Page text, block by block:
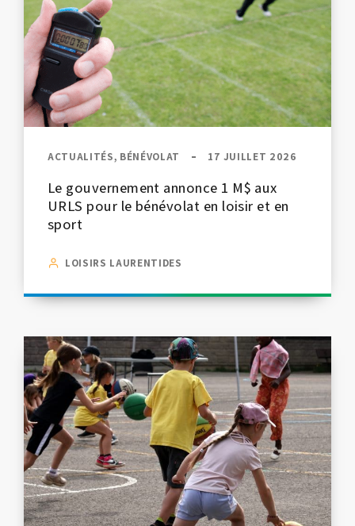
ACTUALITÉS, BÉNÉVOLAT 17 JUILLET 2026
Le gouvernement annonce 1 M$ aux
URLS pour le bénévolat en loisir et en
sport
LOISIRS LAURENTIDES